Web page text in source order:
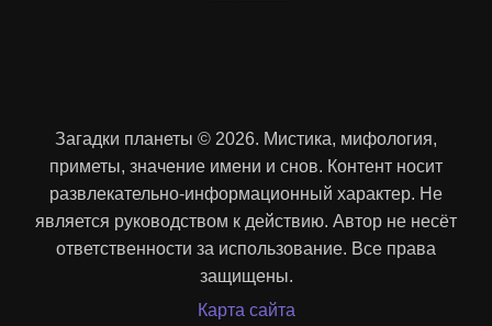
Загадки планеты © 2026. Мистика, мифология,
приметы, значение имени и снов. Контент носит
развлекательно-информационный характер. Не
является руководством к действию. Автор не несёт
ответственности за использование. Все права
защищены.
Карта сайта